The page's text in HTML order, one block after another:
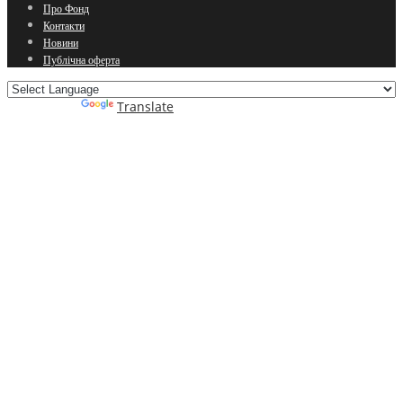
Про Фонд
Контакти
Новини
Публічна оферта
Translate